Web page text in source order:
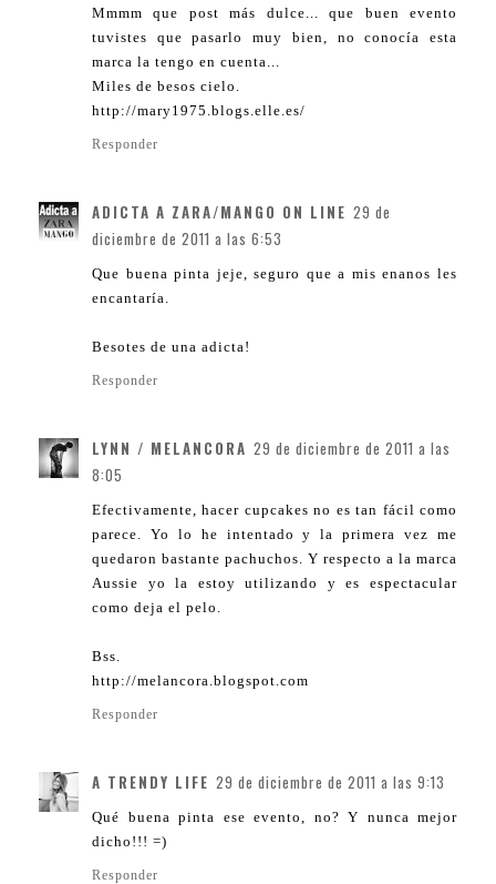
Mmmm que post más dulce... que buen evento
tuvistes que pasarlo muy bien, no conocía esta
marca la tengo en cuenta...
Miles de besos cielo.
http://mary1975.blogs.elle.es/
Responder
ADICTA A ZARA/MANGO ON LINE 29 de
diciembre de 2011 a las 6:53
Que buena pinta jeje, seguro que a mis enanos les
encantaría.
Besotes de una adicta!
Responder
LYNN / MELANCORA 29 de diciembre de 2011 a las
8:05
Efectivamente, hacer cupcakes no es tan fácil como
parece. Yo lo he intentado y la primera vez me
quedaron bastante pachuchos. Y respecto a la marca
Aussie yo la estoy utilizando y es espectacular
como deja el pelo.
Bss.
http://melancora.blogspot.com
Responder
A TRENDY LIFE 29 de diciembre de 2011 a las 9:13
Qué buena pinta ese evento, no? Y nunca mejor
dicho!!! =)
Responder